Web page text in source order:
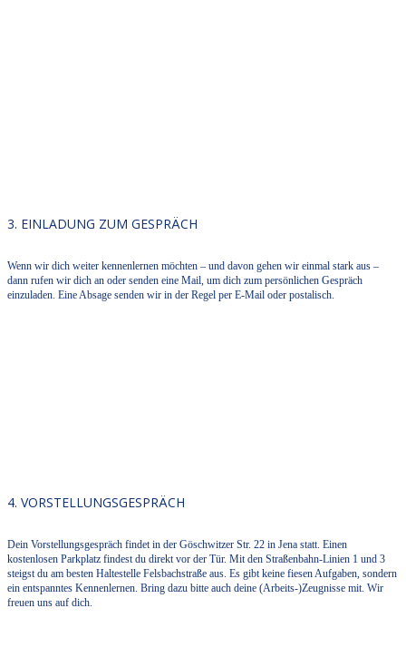
3. EINLADUNG ZUM GESPRÄCH
Wenn wir dich weiter kennenlernen möchten – und davon gehen wir einmal stark aus –
dann rufen wir dich an oder senden eine Mail, um dich zum persönlichen Gespräch
einzuladen. Eine Absage senden wir in der Regel per E-Mail oder postalisch.
4. VORSTELLUNGSGESPRÄCH
Dein Vorstellungsgespräch findet in der Göschwitzer Str. 22 in Jena statt. Einen
kostenlosen Parkplatz findest du direkt vor der Tür. Mit den Straßenbahn-Linien 1 und 3
steigst du am besten Haltestelle Felsbachstraße aus. Es gibt keine fiesen Aufgaben, sondern
ein entspanntes Kennenlernen. Bring dazu bitte auch deine (Arbeits-)Zeugnisse mit. Wir
freuen uns auf dich.